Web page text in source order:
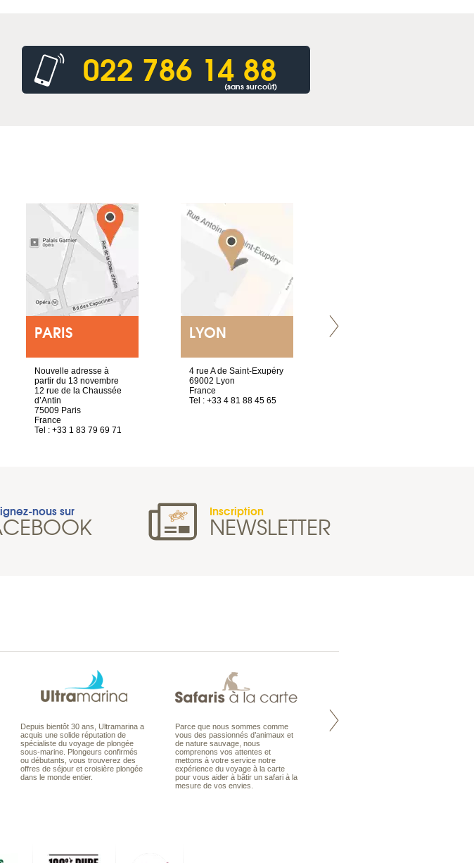
022 786 14 88
(sans surcoût)
PARIS
Nouvelle adresse à
partir du 13 novembre
12 rue de la Chaussée
d’Antin
75009 Paris
France
Tel : +33 1 83 79 69 71
LYON
4 rue A de Saint-Exupéry
69002 Lyon
France
Tel : +33 4 81 88 45 65
nous sur Inscription
NEWSLETTER
Depuis bientôt 30 ans, Ultramarina a
acquis une solide réputation de
spécialiste du voyage de plongée
sous-marine. Plongeurs confirmés
ou débutants, vous trouverez des
offres de séjour et croisière plongée
dans le monde entier.
Parce que nous sommes comme
vous des passionnés d’animaux et
de nature sauvage, nous
comprenons vos attentes et
mettons à votre service notre
expérience du voyage à la carte
pour vous aider à bâtir un safari à la
mesure de vos envies.
Maldives à la Carte propose tous